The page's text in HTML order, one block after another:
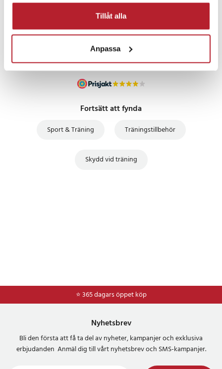
Tillåt alla
Anpassa
Fortsätt att fynda
Sport & Träning Träningstillbehör
Skydd vid träning
⭐ 365 dagars öppet köp
Nyhetsbrev
Bli den första att få ta del av nyheter, kampanjer och exklusiva
erbjudanden Anmäl dig till vårt nyhetsbrev och SMS-kampanjer.